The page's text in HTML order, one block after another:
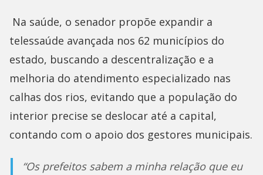
Na saúde, o senador propõe expandir a
telessaúde avançada nos 62 municípios do
estado, buscando a descentralização e a
melhoria do atendimento especializado nas
calhas dos rios, evitando que a população do
interior precise se deslocar até a capital,
contando com o apoio dos gestores municipais.
“Os prefeitos sabem a minha relação que eu